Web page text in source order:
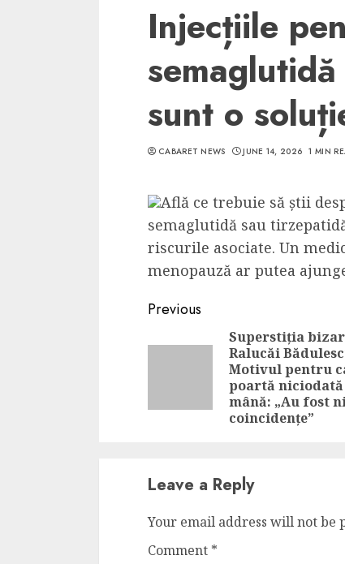
Injecțiile
sunt o
CABARET NEWS JUNE 14, 2026 1 MIN
Află ce trebuie să știi
semaglutidă sau
riscurile asociate. Un
menopauză ar putea
Continue
Reading
Previous
Superstiția
Ralucăi
Motivul pentru
poartă niciodată
mână: „Au fost
coincidențe”
Leave a Reply
Your email address will not be
Comment *